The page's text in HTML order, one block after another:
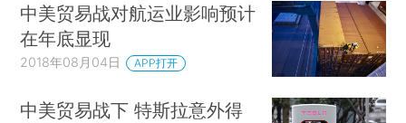
中美贸易战对航运业影响预计
在年底显现
2018年08月04日 APP打开
中美贸易战下 特斯拉意外得